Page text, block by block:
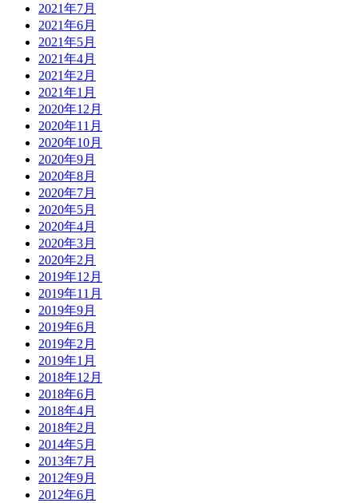
2021年7月
2021年6月
2021年5月
2021年4月
2021年2月
2021年1月
2020年12月
2020年11月
2020年10月
2020年9月
2020年8月
2020年7月
2020年5月
2020年4月
2020年3月
2020年2月
2019年12月
2019年11月
2019年9月
2019年6月
2019年2月
2019年1月
2018年12月
2018年6月
2018年4月
2018年2月
2014年5月
2013年7月
2012年9月
2012年6月